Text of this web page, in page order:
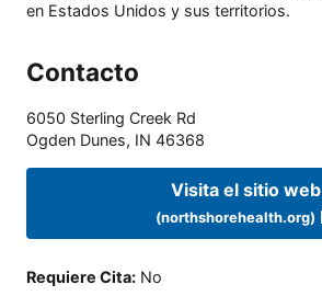
en Estados Unidos y sus territorios.
Contacto
6050 Sterling Creek Rd
Ogden Dunes, IN 46368
Visita el sitio web
(northshorehealth.org)
Requiere Cita: No